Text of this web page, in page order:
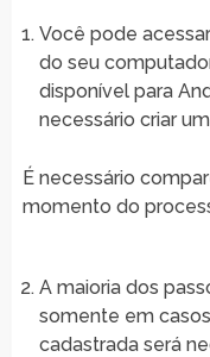
Você pode
do seu
disponível para
necessário criar
É necessário
momento do
A maioria dos
somente em
cadastrada será